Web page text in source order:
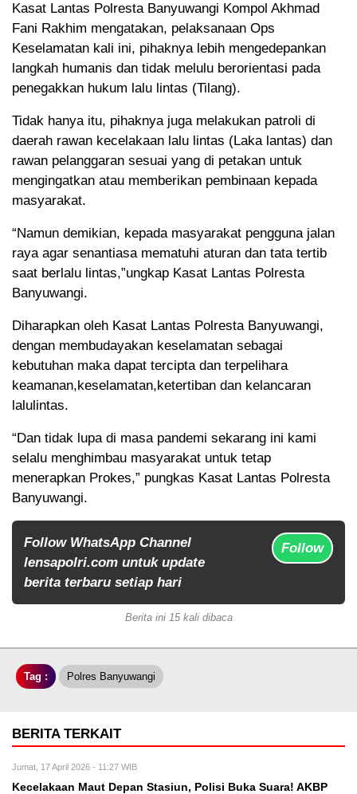
Kasat Lantas Polresta Banyuwangi Kompol Akhmad
Fani Rakhim mengatakan, pelaksanaan Ops
Keselamatan kali ini, pihaknya lebih mengedepankan
langkah humanis dan tidak melulu berorientasi pada
penegakkan hukum lalu lintas (Tilang).
Tidak hanya itu, pihaknya juga melakukan patroli di
daerah rawan kecelakaan lalu lintas (Laka lantas) dan
rawan pelanggaran sesuai yang di petakan untuk
mengingatkan atau memberikan pembinaan kepada
masyarakat.
“Namun demikian, kepada masyarakat pengguna jalan
raya agar senantiasa mematuhi aturan dan tata tertib
saat berlalu lintas,”ungkap Kasat Lantas Polresta
Banyuwangi.
Diharapkan oleh Kasat Lantas Polresta Banyuwangi,
dengan membudayakan keselamatan sebagai
kebutuhan maka dapat tercipta dan terpelihara
keamanan,keselamatan,ketertiban dan kelancaran
lalulintas.
“Dan tidak lupa di masa pandemi sekarang ini kami
selalu menghimbau masyarakat untuk tetap
menerapkan Prokes,” pungkas Kasat Lantas Polresta
Banyuwangi.
Follow WhatsApp Channel
lensapolri.com untuk update
berita terbaru setiap hari
Follow
Berita ini 15 kali dibaca
Tag : Polres Banyuwangi
BERITA TERKAIT
Jumat, 17 April 2026 - 11:27 WIB
Kecelakaan Maut Depan Stasiun, Polisi Buka Suara! AKBP